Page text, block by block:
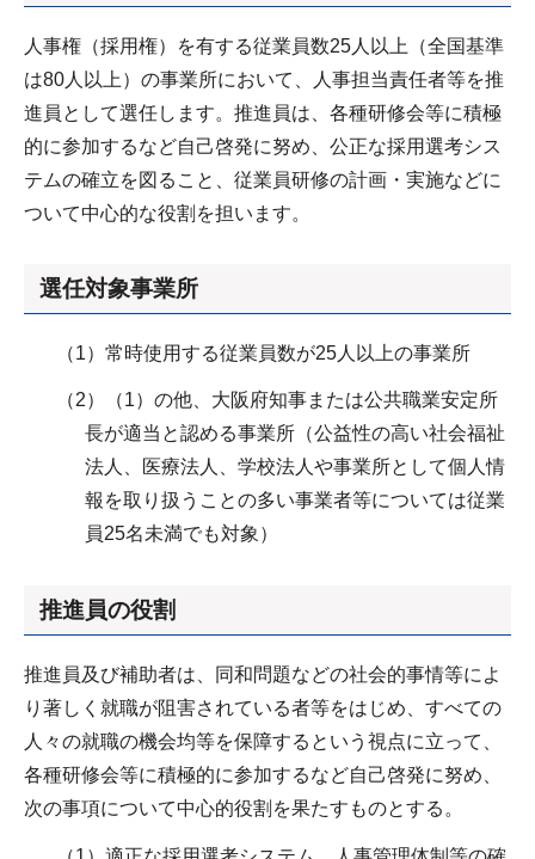
人事権（採用権）を有する従業員数25人以上（全国基準
は80人以上）の事業所において、人事担当責任者等を推
進員として選任します。推進員は、各種研修会等に積極
的に参加するなど自己啓発に努め、公正な採用選考シス
テムの確立を図ること、従業員研修の計画・実施などに
ついて中心的な役割を担います。
選任対象事業所
（1）常時使用する従業員数が25人以上の事業所
（2）（1）の他、大阪府知事または公共職業安定所
長が適当と認める事業所（公益性の高い社会福祉
法人、医療法人、学校法人や事業所として個人情
報を取り扱うことの多い事業者等については従業
員25名未満でも対象）
推進員の役割
推進員及び補助者は、同和問題などの社会的事情等によ
り著しく就職が阻害されている者等をはじめ、すべての
人々の就職の機会均等を保障するという視点に立って、
各種研修会等に積極的に参加するなど自己啓発に努め、
次の事項について中心的役割を果たすものとする。